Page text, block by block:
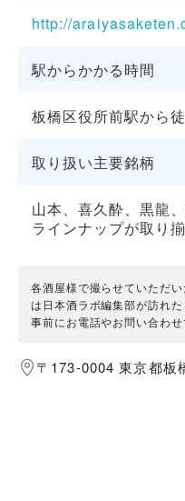
http://
駅からかかる時間
板橋区役所前駅から
取り扱い主要銘柄
山本、喜久酔、黒龍
ラインナップが取り
各酒屋様で撮らせていただ
は日本酒ラボ編集部が訪れ
事前にお電話やお問い合わせ
〒173-0004 東京都板